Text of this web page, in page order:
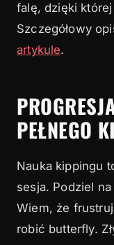
falę, dzięki
Szczegółowy
artykule.
PEŁNEGO
Nauka kippingu
sesja. Podziel
Wiem, że
robić butterfly.